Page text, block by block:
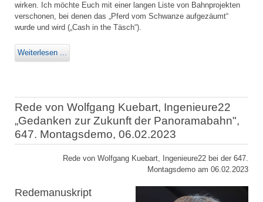
wirken. Ich möchte Euch mit einer langen Liste von Bahnprojekten
verschonen, bei denen das „Pferd vom Schwanze aufgezäumt“
wurde und wird („Cash in the Täsch“).
Weiterlesen ...
Rede von Wolfgang Kuebart, Ingenieure22
„Gedanken zur Zukunft der Panoramabahn",
647. Montagsdemo, 06.02.2023
Rede von Wolfgang Kuebart, Ingenieure22 bei der 647.
Montagsdemo am 06.02.2023
Redemanuskript